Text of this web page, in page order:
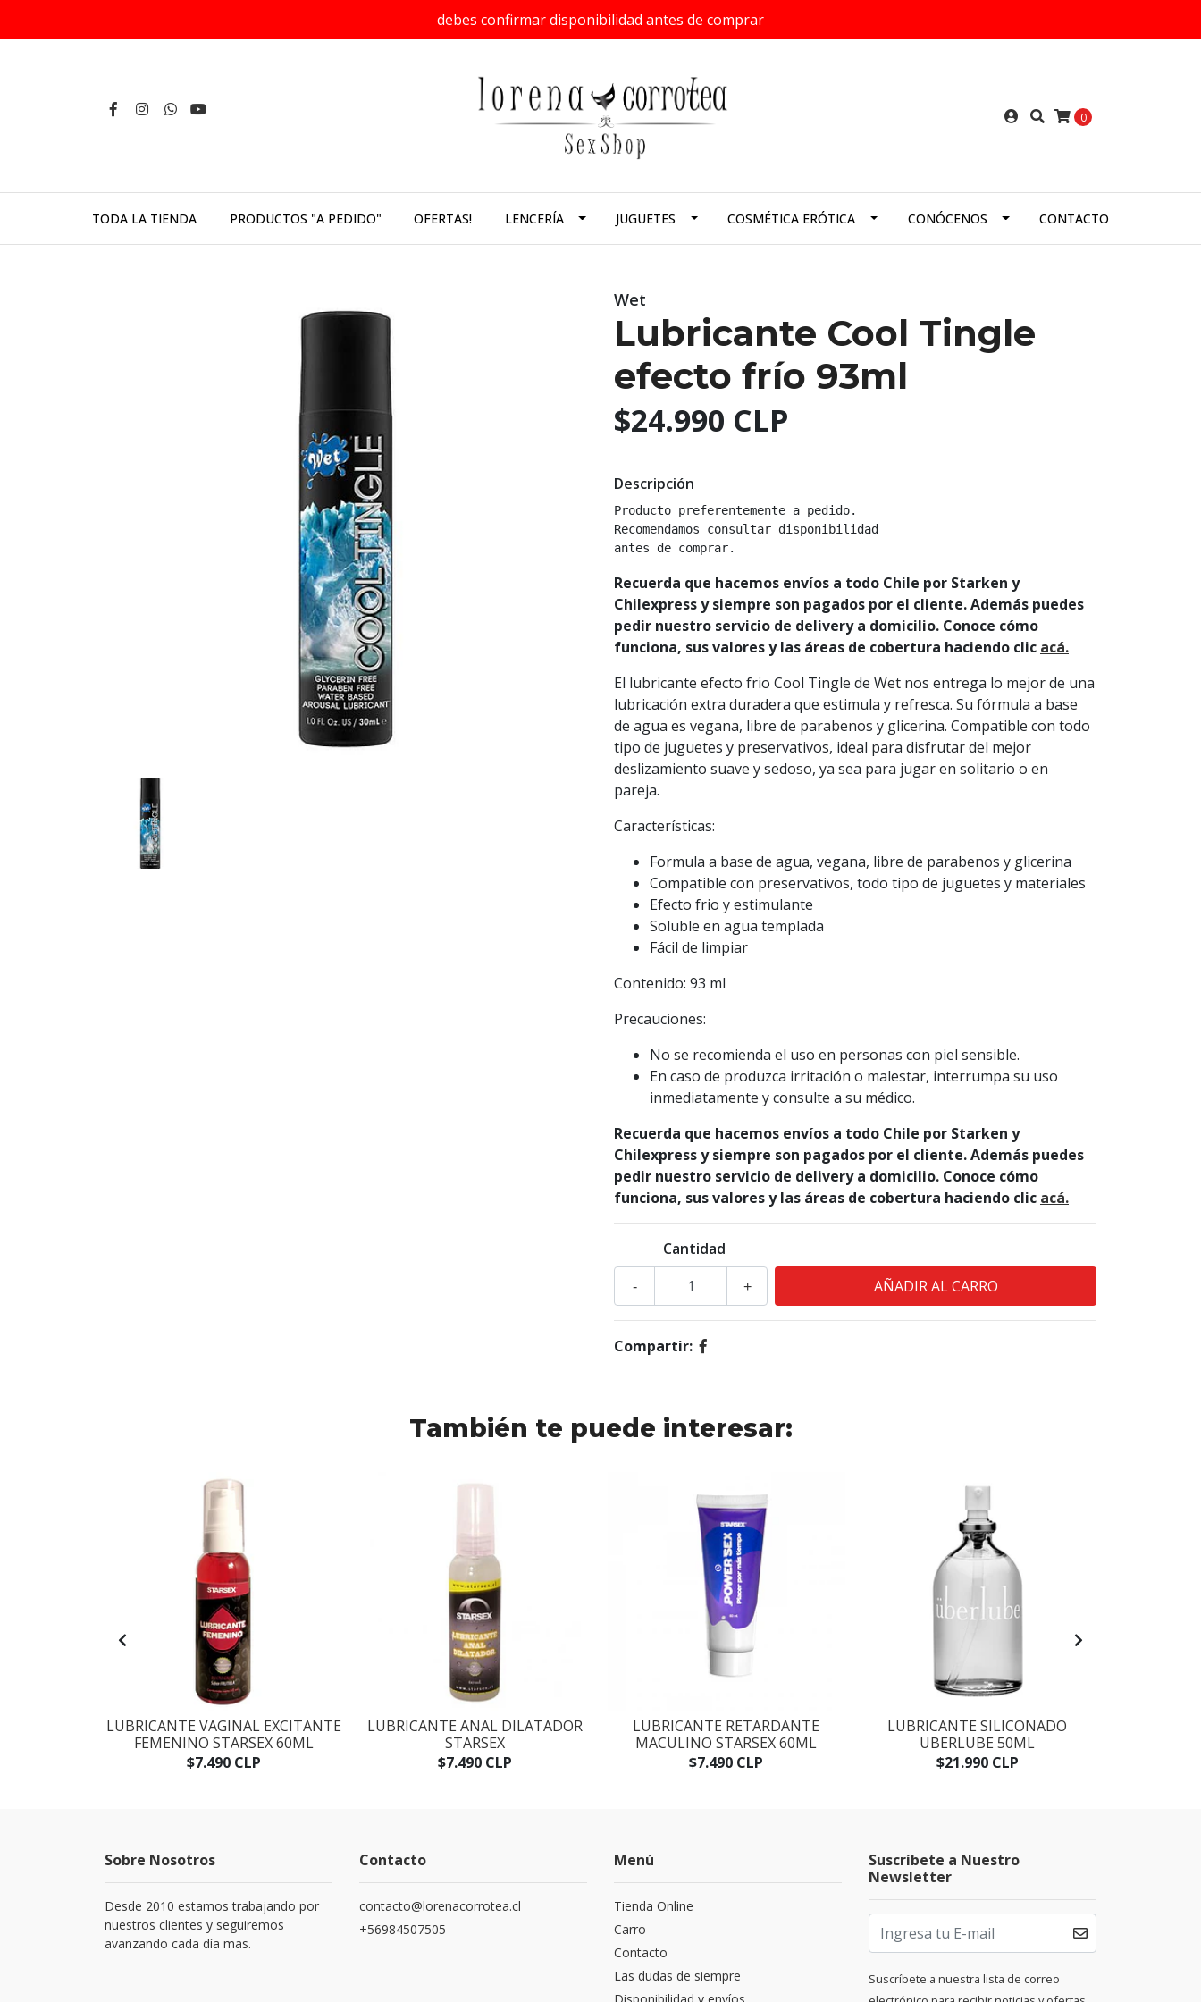
debes confirmar disponibilidad antes de comprar
0
TODA LA TIENDA PRODUCTOS "A PEDIDO" OFERTAS! LENCERÍA JUGUETES COSMÉTICA ERÓTICA CONÓCENOS CONTACTO
Wet
Lubricante Cool Tingle
efecto frío 93ml
$24.990 CLP
Descripción
Producto preferentemente a pedido.
Recomendamos consultar disponibilidad
antes de comprar.
Recuerda que hacemos envíos a todo Chile por Starken y
Chilexpress y siempre son pagados por el cliente. Además puedes
pedir nuestro servicio de delivery a domicilio. Conoce cómo
funciona, sus valores y las áreas de cobertura haciendo clic acá.
El lubricante efecto frio Cool Tingle de Wet nos entrega lo mejor de una
lubricación extra duradera que estimula y refresca. Su fórmula a base
de agua es vegana, libre de parabenos y glicerina. Compatible con todo
tipo de juguetes y preservativos, ideal para disfrutar del mejor
deslizamiento suave y sedoso, ya sea para jugar en solitario o en
pareja.
Características:
Formula a base de agua, vegana, libre de parabenos y glicerina
Compatible con preservativos, todo tipo de juguetes y materiales
Efecto frio y estimulante
Soluble en agua templada
Fácil de limpiar
Contenido: 93 ml
Precauciones:
No se recomienda el uso en personas con piel sensible.
En caso de produzca irritación o malestar, interrumpa su uso
inmediatamente y consulte a su médico.
Recuerda que hacemos envíos a todo Chile por Starken y
Chilexpress y siempre son pagados por el cliente. Además puedes
pedir nuestro servicio de delivery a domicilio. Conoce cómo
funciona, sus valores y las áreas de cobertura haciendo clic acá.
Cantidad
+
-
Compartir:
También te puede interesar:
LUBRICANTE VAGINAL EXCITANTE
FEMENINO STARSEX 60ML
$7.490 CLP
LUBRICANTE ANAL DILATADOR
STARSEX
$7.490 CLP
LUBRICANTE RETARDANTE
MACULINO STARSEX 60ML
$7.490 CLP
LUBRICANTE SILICONADO
UBERLUBE 50ML
$21.990 CLP
Sobre Nosotros
Desde 2010 estamos trabajando por
nuestros clientes y seguiremos
avanzando cada día mas.
Contacto
contacto@lorenacorrotea.cl
+56984507505
Menú
Tienda Online
Carro
Contacto
Las dudas de siempre
Disponibilidad y envíos
Suscríbete a Nuestro
Newsletter
Suscríbete a nuestra lista de correo